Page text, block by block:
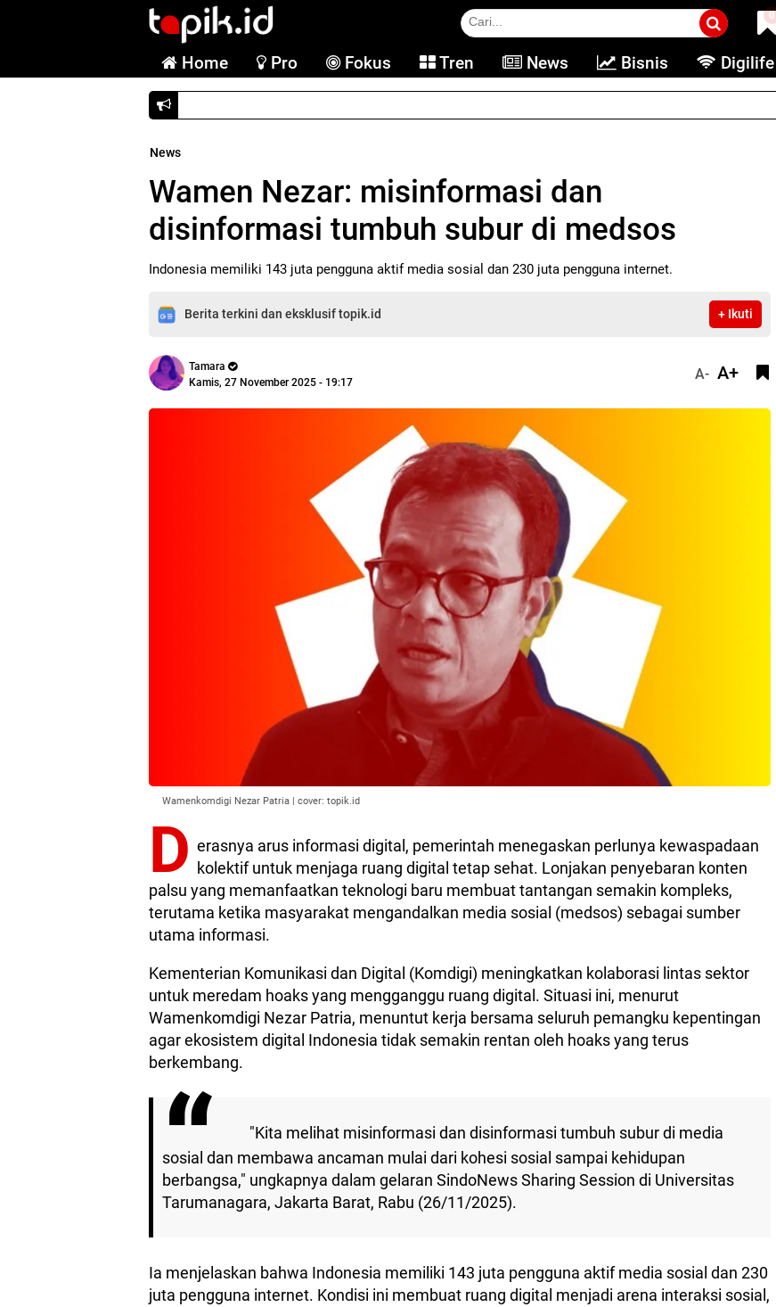
0
Home Pro Fokus Tren News Bisnis Digilife
News
Wamen Nezar: misinformasi dan
disinformasi tumbuh subur di medsos
Indonesia memiliki 143 juta pengguna aktif media sosial dan 230 juta pengguna internet.
Berita terkini dan eksklusif topik.id + Ikuti
Tamara
Kamis, 27 November 2025 - 19:17
A- A+
Wamenkomdigi Nezar Patria | cover: topik.id
D erasnya arus informasi digital, pemerintah menegaskan perlunya kewaspadaan
kolektif untuk menjaga ruang digital tetap sehat. Lonjakan penyebaran konten
palsu yang memanfaatkan teknologi baru membuat tantangan semakin kompleks,
terutama ketika masyarakat mengandalkan media sosial (medsos) sebagai sumber
utama informasi.
Kementerian Komunikasi dan Digital (Komdigi) meningkatkan kolaborasi lintas sektor
untuk meredam hoaks yang mengganggu ruang digital. Situasi ini, menurut
Wamenkomdigi Nezar Patria, menuntut kerja bersama seluruh pemangku kepentingan
agar ekosistem digital Indonesia tidak semakin rentan oleh hoaks yang terus
berkembang.
"Kita melihat misinformasi dan disinformasi tumbuh subur di media
sosial dan membawa ancaman mulai dari kohesi sosial sampai kehidupan
berbangsa," ungkapnya dalam gelaran SindoNews Sharing Session di Universitas
Tarumanagara, Jakarta Barat, Rabu (26/11/2025).
Ia menjelaskan bahwa Indonesia memiliki 143 juta pengguna aktif media sosial dan 230
juta pengguna internet. Kondisi ini membuat ruang digital menjadi arena interaksi sosial,